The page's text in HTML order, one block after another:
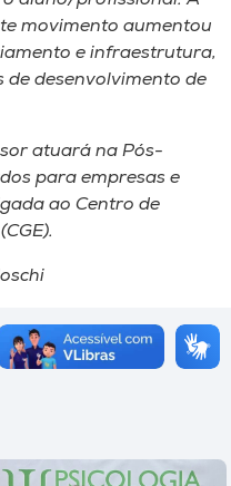
movimento aumentou
e infraestrutura,
de desenvolvimento de
atuará na Pós-
para empresas e
ao Centro de